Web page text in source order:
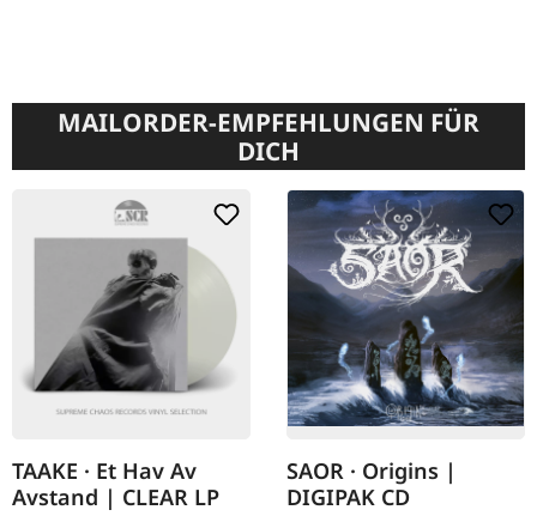
MAILORDER-EMPFEHLUNGEN FÜR
DICH
TAAKE · Et Hav Av
Avstand | CLEAR LP
SAOR · Origins |
DIGIPAK CD